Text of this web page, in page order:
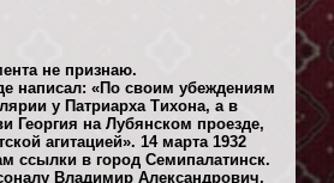
не признаю.
написал: «По своим убеждениям
у Патриарха Тихона, а в
на Лубянском проезде,
агитацией». 14 марта 1932
ссылки в город Семипалатинск.
Владимир Александрович,